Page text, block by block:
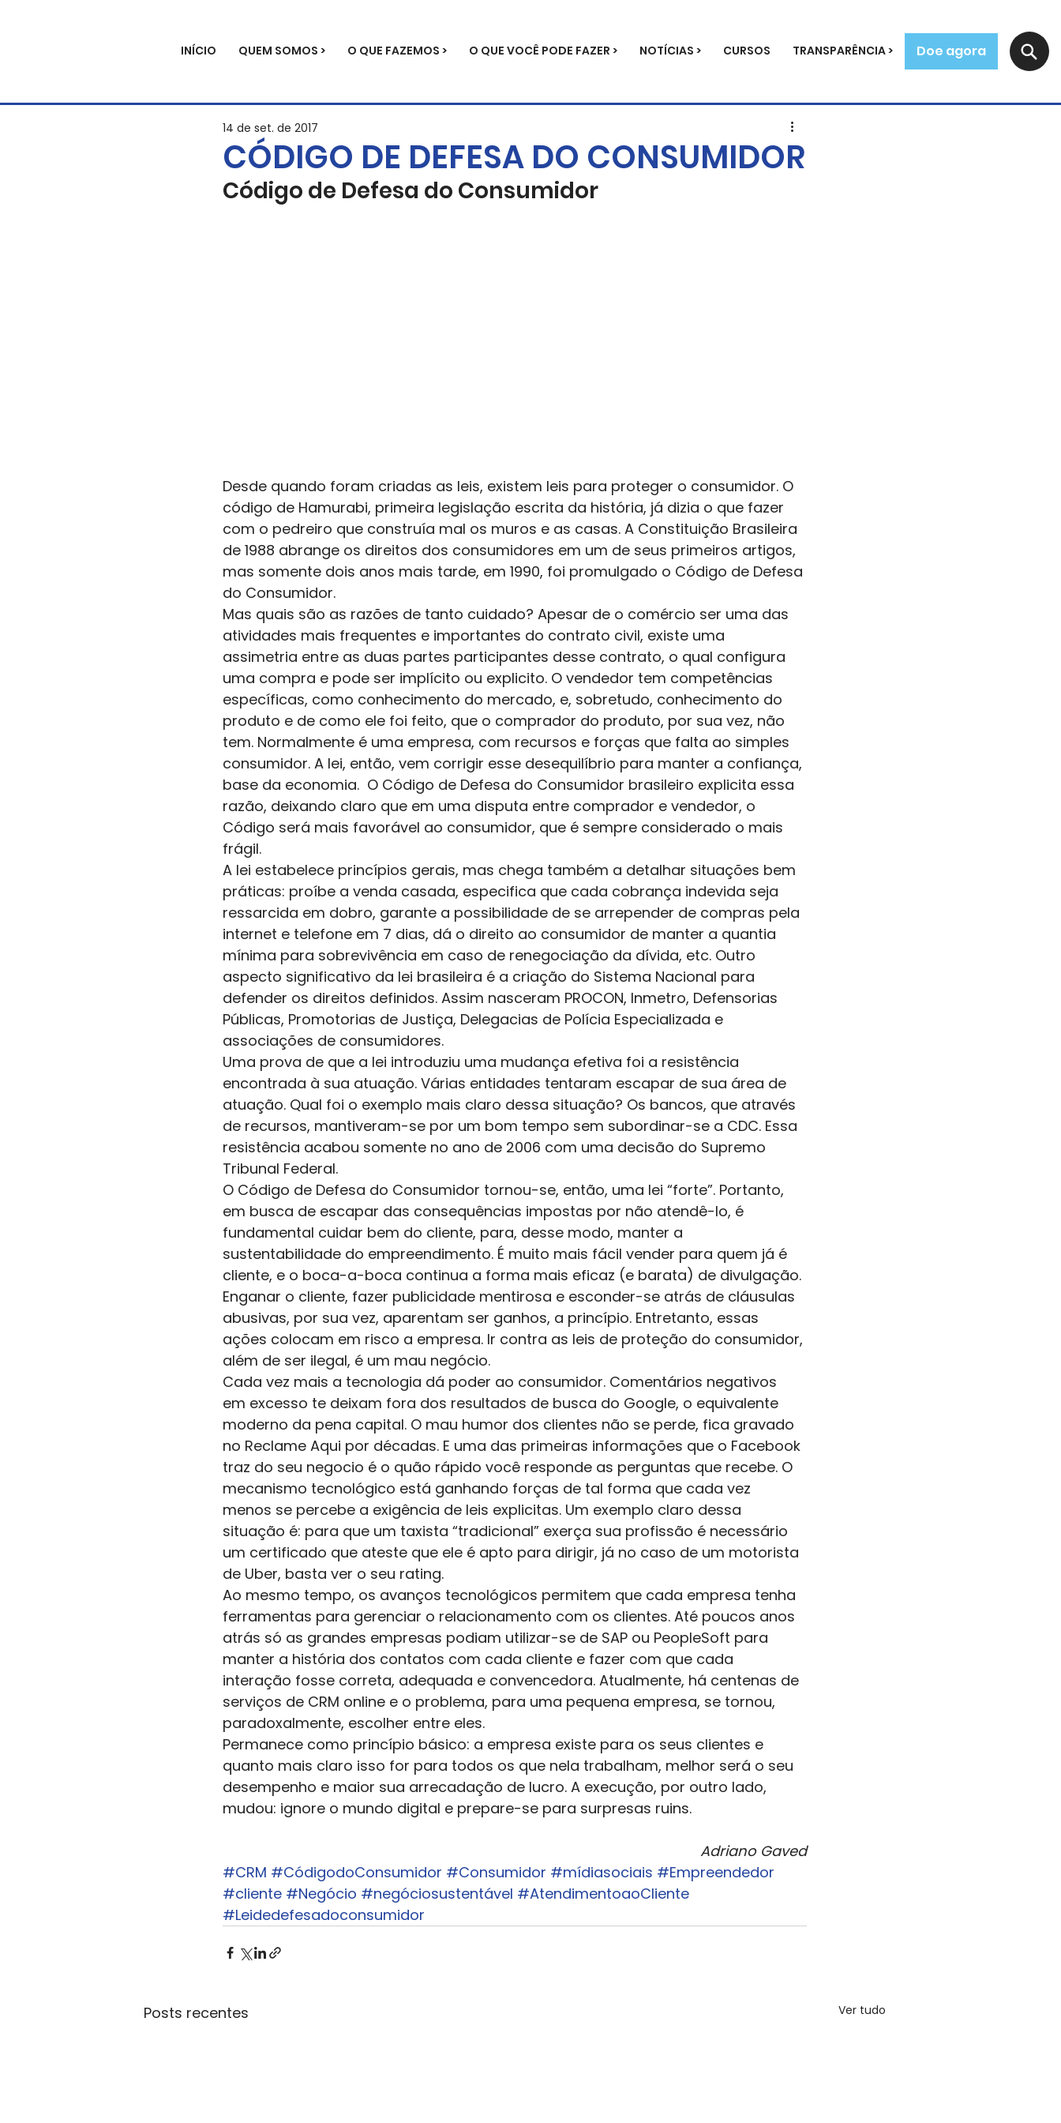
INÍCIO QUEM SOMOS > O QUE FAZEMOS > O QUE VOCÊ PODE FAZER > NOTÍCIAS > CURSOS TRANSPARÊNCIA > Doe agora
CÓDIGO DE DEFESA DO CONSUMIDOR
14 de set. de 2017
Código de Defesa do Consumidor
Desde quando foram criadas as leis, existem leis para proteger o consumidor. O
código de Hamurabi, primeira legislação escrita da história, já dizia o que fazer
com o pedreiro que construía mal os muros e as casas. A Constituição Brasileira
de 1988 abrange os direitos dos consumidores em um de seus primeiros artigos,
mas somente dois anos mais tarde, em 1990, foi promulgado o Código de Defesa
do Consumidor.
Mas quais são as razões de tanto cuidado? Apesar de o comércio ser uma das
atividades mais frequentes e importantes do contrato civil, existe uma
assimetria entre as duas partes participantes desse contrato, o qual configura
uma compra e pode ser implícito ou explicito. O vendedor tem competências
específicas, como conhecimento do mercado, e, sobretudo, conhecimento do
produto e de como ele foi feito, que o comprador do produto, por sua vez, não
tem. Normalmente é uma empresa, com recursos e forças que falta ao simples
consumidor. A lei, então, vem corrigir esse desequilíbrio para manter a confiança,
base da economia.  O Código de Defesa do Consumidor brasileiro explicita essa
razão, deixando claro que em uma disputa entre comprador e vendedor, o
Código será mais favorável ao consumidor, que é sempre considerado o mais
frágil.
A lei estabelece princípios gerais, mas chega também a detalhar situações bem
práticas: proíbe a venda casada, especifica que cada cobrança indevida seja
ressarcida em dobro, garante a possibilidade de se arrepender de compras pela
internet e telefone em 7 dias, dá o direito ao consumidor de manter a quantia
mínima para sobrevivência em caso de renegociação da dívida, etc. Outro
aspecto significativo da lei brasileira é a criação do Sistema Nacional para
defender os direitos definidos. Assim nasceram PROCON, Inmetro, Defensorias
Públicas, Promotorias de Justiça, Delegacias de Polícia Especializada e
associações de consumidores.
Uma prova de que a lei introduziu uma mudança efetiva foi a resistência
encontrada à sua atuação. Várias entidades tentaram escapar de sua área de
atuação. Qual foi o exemplo mais claro dessa situação? Os bancos, que através
de recursos, mantiveram-se por um bom tempo sem subordinar-se a CDC. Essa
resistência acabou somente no ano de 2006 com uma decisão do Supremo
Tribunal Federal.
O Código de Defesa do Consumidor tornou-se, então, uma lei “forte”. Portanto,
em busca de escapar das consequências impostas por não atendê-lo, é
fundamental cuidar bem do cliente, para, desse modo, manter a
sustentabilidade do empreendimento. É muito mais fácil vender para quem já é
cliente, e o boca-a-boca continua a forma mais eficaz (e barata) de divulgação.
Enganar o cliente, fazer publicidade mentirosa e esconder-se atrás de cláusulas
abusivas, por sua vez, aparentam ser ganhos, a princípio. Entretanto, essas
ações colocam em risco a empresa. Ir contra as leis de proteção do consumidor,
além de ser ilegal, é um mau negócio.
Cada vez mais a tecnologia dá poder ao consumidor. Comentários negativos
em excesso te deixam fora dos resultados de busca do Google, o equivalente
moderno da pena capital. O mau humor dos clientes não se perde, fica gravado
no Reclame Aqui por décadas. E uma das primeiras informações que o Facebook
traz do seu negocio é o quão rápido você responde as perguntas que recebe. O
mecanismo tecnológico está ganhando forças de tal forma que cada vez
menos se percebe a exigência de leis explicitas. Um exemplo claro dessa
situação é: para que um taxista “tradicional” exerça sua profissão é necessário
um certificado que ateste que ele é apto para dirigir, já no caso de um motorista
de Uber, basta ver o seu rating.
Ao mesmo tempo, os avanços tecnológicos permitem que cada empresa tenha
ferramentas para gerenciar o relacionamento com os clientes. Até poucos anos
atrás só as grandes empresas podiam utilizar-se de SAP ou PeopleSoft para
manter a história dos contatos com cada cliente e fazer com que cada
interação fosse correta, adequada e convencedora. Atualmente, há centenas de
serviços de CRM online e o problema, para uma pequena empresa, se tornou,
paradoxalmente, escolher entre eles.
Permanece como princípio básico: a empresa existe para os seus clientes e
quanto mais claro isso for para todos os que nela trabalham, melhor será o seu
desempenho e maior sua arrecadação de lucro. A execução, por outro lado,
mudou: ignore o mundo digital e prepare-se para surpresas ruins.
Adriano Gaved
#CRM #CódigodoConsumidor #Consumidor #mídiasociais #Empreendedor
#cliente #Negócio #negóciosustentável #AtendimentoaoCliente
#Leidedefesadoconsumidor
Posts recentes Ver tudo